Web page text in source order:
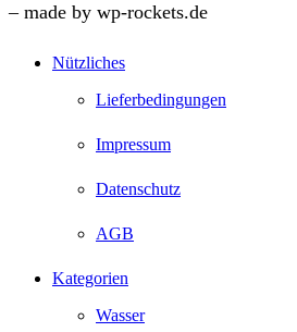
– made by wp-rockets.de
Nützliches
Lieferbedingungen
Impressum
Datenschutz
AGB
Kategorien
Wasser